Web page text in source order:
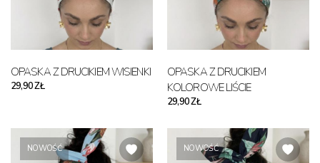
OPASKA Z DRUCIKIEM WISIENKI
29,90 ZŁ
OPASKA Z DRUCIKIEM
KOLOROWE LIŚCIE
29,90 ZŁ
NOWOŚĆ NOWOŚĆ